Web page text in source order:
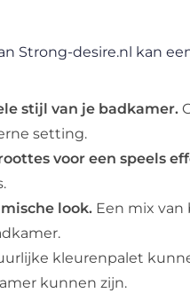
Strong-desire.nl kan
stijl van je badkamer.
setting.
voor een speels
look. Een mix van
kleurenpalet
kunnen zijn.